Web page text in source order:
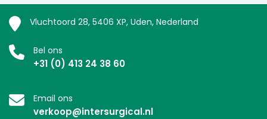
Vluchtoord 28, 5406 XP, Uden, Nederland
Bel ons
+31 (0) 413 24 38 60
Email ons
verkoop@intersurgical.nl